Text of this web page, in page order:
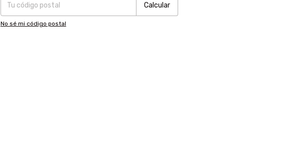
Calcular
No sé mi código postal